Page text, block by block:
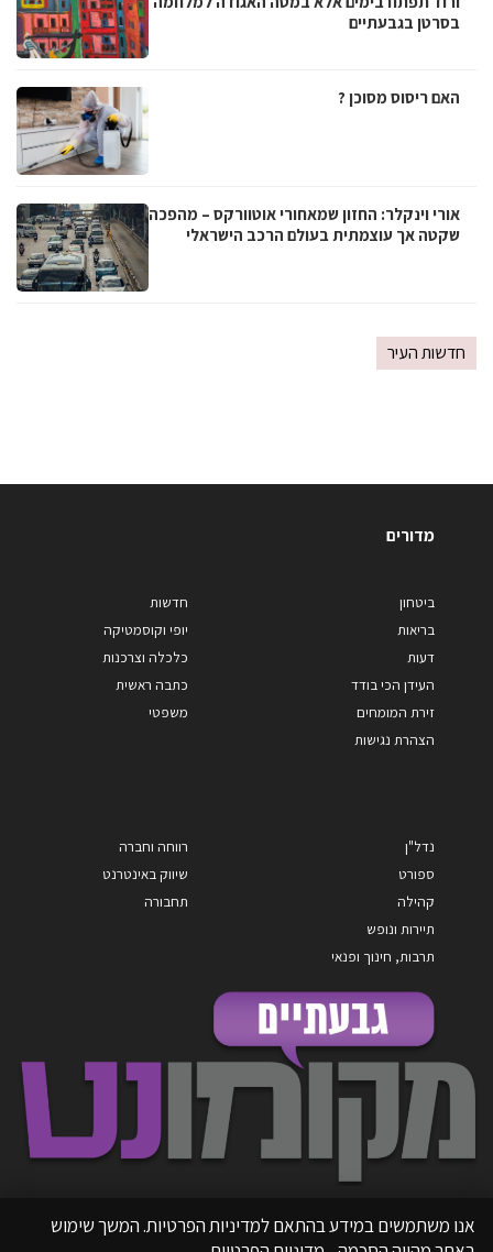
בסרטן בגבעתיים
האם ריסוס מסוכן ?
אורי וינקלר: החזון שמאחורי אוטוורקס – מהפכה
שקטה אך עוצמתית בעולם הרכב הישראלי
חדשות העיר
מדורים
ביטחון
בריאות
דעות
העידן הכי בודד
זירת המומחים
הצהרת נגישות
חדשות
יופי וקוסמטיקה
כלכלה וצרכנות
כתבה ראשית
משפטי
נדל"ן
ספורט
קהילה
תיירות ונופש
תרבות, חינוך ופנאי
רווחה וחברה
שיווק באינטרנט
תחבורה
אנו משתמשים במידע בהתאם למדיניות הפרטיות. המשך שימוש